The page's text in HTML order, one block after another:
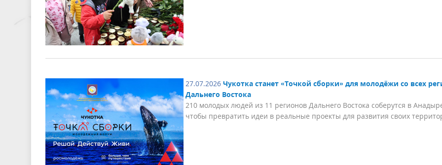
27.07.2026 Чукотка станет «Точкой сборки» для молодёжи со всех
Дальнего Востока
210 молодых людей из 11 регионов Дальнего Востока соберутся в
чтобы превратить идеи в реальные проекты для развития своих